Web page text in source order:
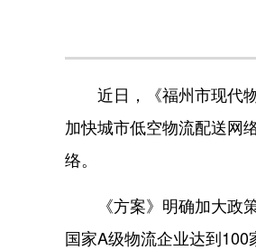
近日，《福州市现代物
加快城市低空物流配送网
络。
《方案》明确加大政策
国家A级物流企业达到100